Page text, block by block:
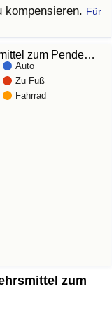
kompensieren. Für
zum Pende…
Auto
Zu Fuß
Fahrrad
zum